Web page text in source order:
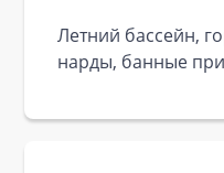
Летний бассейн,
нарды, банные